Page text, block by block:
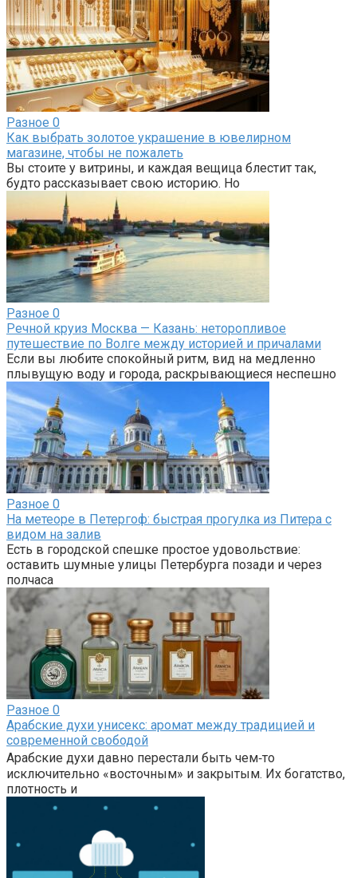
Разное 0
Как выбрать золотое украшение в ювелирном
магазине, чтобы не пожалеть
Вы стоите у витрины, и каждая вещица блестит так,
будто рассказывает свою историю. Но
Разное 0
Речной круиз Москва — Казань: неторопливое
путешествие по Волге между историей и причалами
Если вы любите спокойный ритм, вид на медленно
плывущую воду и города, раскрывающиеся неспешно
Разное 0
На метеоре в Петергоф: быстрая прогулка из Питера с
видом на залив
Есть в городской спешке простое удовольствие:
оставить шумные улицы Петербурга позади и через
полчаса
Разное 0
Арабские духи унисекс: аромат между традицией и
современной свободой
Арабские духи давно перестали быть чем‑то
исключительно «восточным» и закрытым. Их богатство,
плотность и